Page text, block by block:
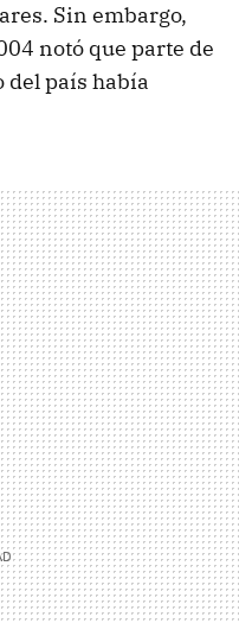
Sin embargo,
notó que parte de
del país había